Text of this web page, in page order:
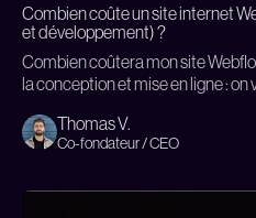
Combien coûte un site internet
et développement) ?
Combien coûtera mon site
la conception et mise en ligne :
Thomas V.
Co-fondateur / CEO